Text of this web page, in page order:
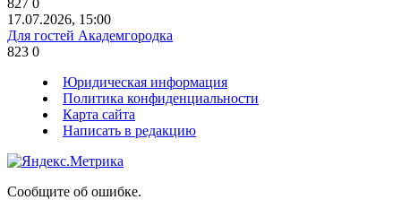
827 0
17.07.2026, 15:00
Для гостей Академгородка
823 0
Юридическая информация
Политика конфиденциальности
Карта сайта
Написать в редакцию
Сообщите об ошибке.